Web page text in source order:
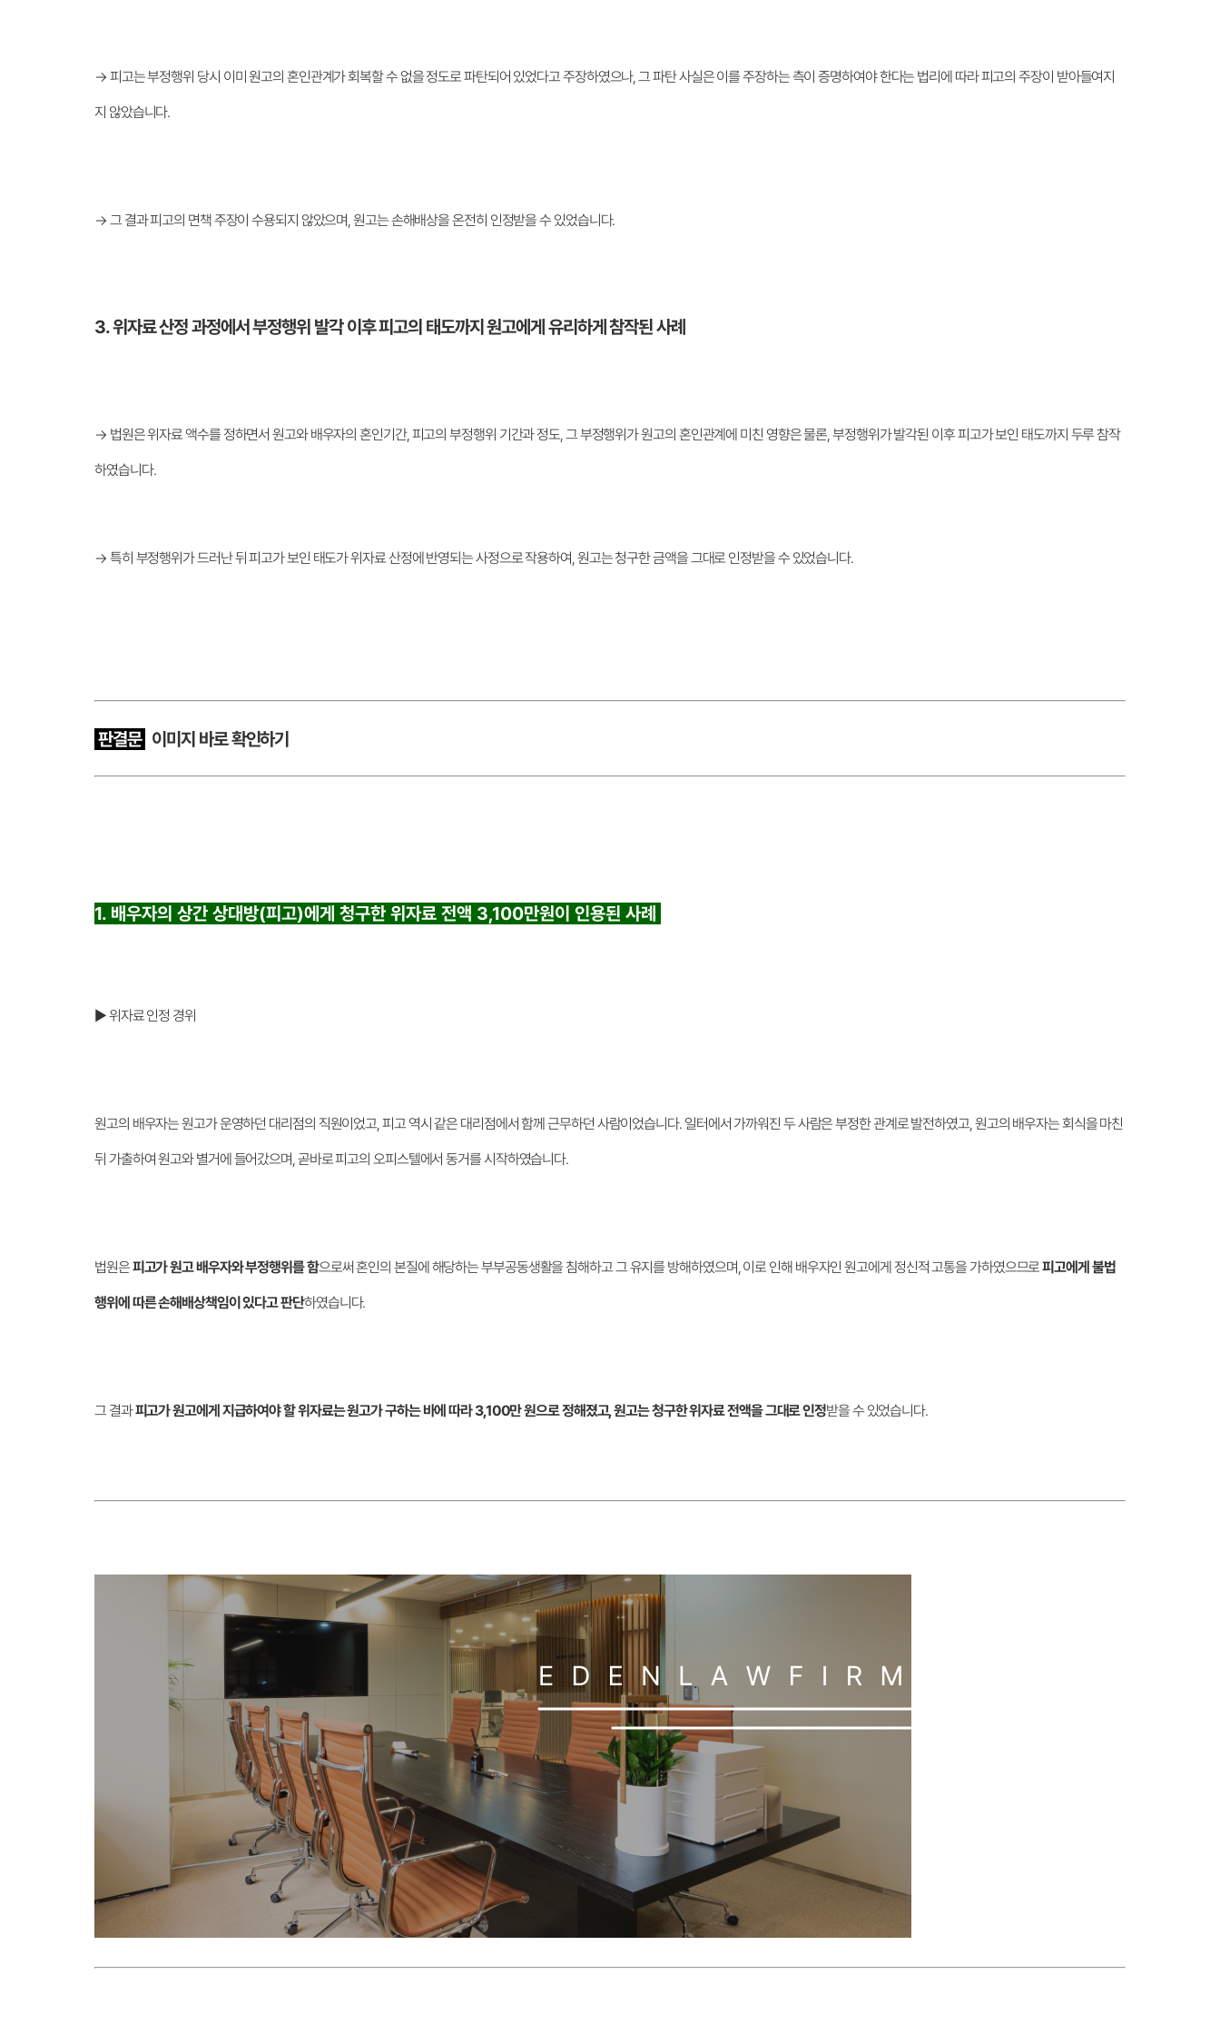
→ 피고는 부정행위 당시 이미 원고의 혼인관계가 회복할 수 없을 정도로 파탄되어 있었다고 주장하였으나, 그 파탄 사실은 이를 주장하는 측이 증명하여야 한다는 법리에 따라 피고의 주장이 받아들여지
지 않았습니다.
→ 그 결과 피고의 면책 주장이 수용되지 않았으며, 원고는 손해배상을 온전히 인정받을 수 있었습니다.
3. 위자료 산정 과정에서 부정행위 발각 이후 피고의 태도까지 원고에게 유리하게 참작된 사례
→ 법원은 위자료 액수를 정하면서 원고와 배우자의 혼인기간, 피고의 부정행위 기간과 정도, 그 부정행위가 원고의 혼인관계에 미친 영향은 물론, 부정행위가 발각된 이후 피고가 보인 태도까지 두루 참작
하였습니다.
→ 특히 부정행위가 드러난 뒤 피고가 보인 태도가 위자료 산정에 반영되는 사정으로 작용하여, 원고는 청구한 금액을 그대로 인정받을 수 있었습니다.
판결문 이 미지 바로 확인하기
1. 배우자의 상간 상대방(피고)에게 청구한 위자료 전액 3,100만원이 인용된 사례
▶ 위자료 인정 경위
원고의 배우자는 원고가 운영하던 대리점의 직원이었고, 피고 역시 같은 대리점에서 함께 근무하던 사람이었습니다. 일터에서 가까워진 두 사람은 부정한 관계로 발전하였고, 원고의 배우자는 회식을 마친
뒤 가출하여 원고와 별거에 들어갔으며, 곧바로 피고의 오피스텔에서 동거를 시작하였습니다.
법원은피고가 원고 배우자와 부정행위를 함으로써 혼인의 본질에 해당하는 부부공동생활을 침해하고 그 유지를 방해하였으며, 이로 인해 배우자인 원고에게 정신적 고통을 가하였으므로피고에게 불법
행위에 따른 손해배상책임이 있다고 판단하였습니다.
그 결과피고가 원고에게 지급하여야 할 위자료는 원고가 구하는 바에 따라 3,100만 원으로 정해졌고, 원고는 청구한 위자료 전액을 그대로 인정받을 수 있었습니다.